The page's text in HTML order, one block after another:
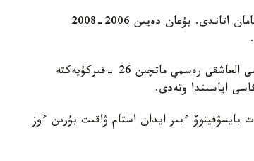
ول قازاقستان ۇلتتىق قۇراماسىن باسقارعان ەكىنشى نيدەرلاندتىق مامان اتاندى. بۇعان دەيىن 2006-2008
دجون ۆانت سحيپ جەتەكشىلىك ەتەتىن قازاقستان ۇلتتىق قۇراماسى العاشقى رەسمي ماتچىن 26 -قىركۇيەكتە
اياسىندا وتەدى.
بايسۋفينوۆ ءبىر ايدان استام ۋاقىت بۇرىن ءوز